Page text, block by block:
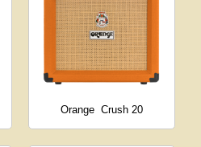
Orange Crush 20